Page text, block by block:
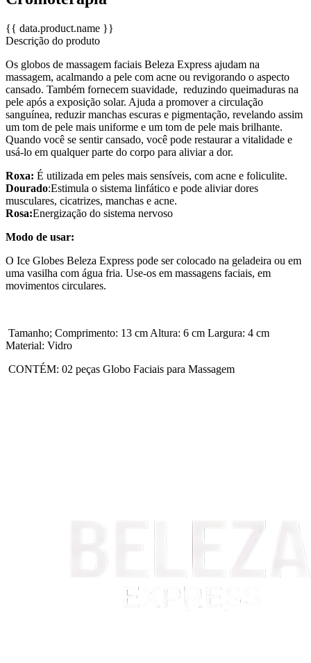
{{ data.product.name }}
Descrição do produto
Os globos de massagem faciais Beleza Express ajudam na
massagem, acalmando a pele com acne ou revigorando o aspecto
cansado. Também fornecem suavidade, reduzindo queimaduras na
pele após a exposição solar. Ajuda a promover a circulação
sanguínea, reduzir manchas escuras e pigmentação, revelando assim
um tom de pele mais uniforme e um tom de pele mais brilhante.
Quando você se sentir cansado, você pode restaurar a vitalidade e
usá-lo em qualquer parte do corpo para aliviar a dor.
Roxa: É utilizada em peles mais sensíveis, com acne e foliculite.
Dourado:Estimula o sistema linfático e pode aliviar dores
musculares, cicatrizes, manchas e acne.
Rosa:Energização do sistema nervoso
Modo de usar:
O Ice Globes Beleza Express pode ser colocado na geladeira ou em
uma vasilha com água fria. Use-os em massagens faciais, em
movimentos circulares.
Tamanho; Comprimento: 13 cm Altura: 6 cm Largura: 4 cm
Material: Vidro
CONTÉM: 02 peças Globo Faciais para Massagem